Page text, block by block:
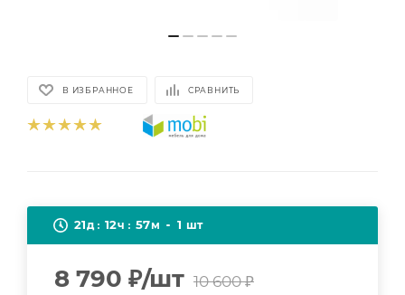
В ИЗБРАННОЕ СРАВНИТЬ
21д 12ч 57м 1 шт
8 790 ₽/шт 10 600₽